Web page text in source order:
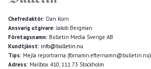
Chefredaktör: Dan Korn
Ansvarig utgivare: Jakob Bergman
Företagsnamn: Bulletin Media Sverige AB
Kundtjänst: info@bulletin.nu
Tips: Mejla reportrarna (förnamn.efternamn@bulletin.nu)
Adress: Mailbox 410, 111 73 Stockholm